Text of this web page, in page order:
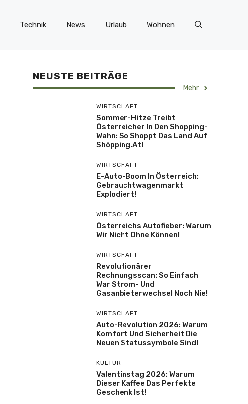
Technik News Urlaub Wohnen
NEUSTE BEITRÄGE
Mehr
WIRTSCHAFT
Sommer-Hitze Treibt
Österreicher In Den Shopping-
Wahn: So Shoppt Das Land Auf
Shöpping.at!
WIRTSCHAFT
E-Auto-Boom In Österreich:
Gebrauchtwagenmarkt
Explodiert!
WIRTSCHAFT
Österreichs Autofieber: Warum
Wir Nicht Ohne Können!
WIRTSCHAFT
Revolutionärer
Rechnungsscan: So Einfach
War Strom- Und
Gasanbieterwechsel Noch Nie!
WIRTSCHAFT
Auto-Revolution 2026: Warum
Komfort Und Sicherheit Die
Neuen Statussymbole Sind!
KULTUR
Valentinstag 2026: Warum
Dieser Kaffee Das Perfekte
Geschenk Ist!